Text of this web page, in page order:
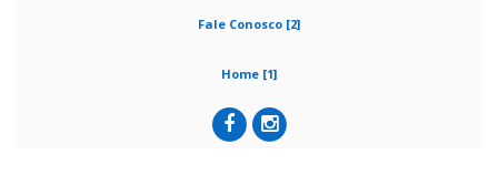
Fale Conosco [2]
Home [1]